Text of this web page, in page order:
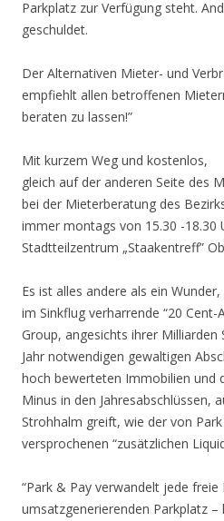
Parkplatz zur Verfügung steht.
geschuldet.
Der Alternativen Mieter- und
empfiehlt allen betroffenen
beraten zu lassen!”
Mit kurzem Weg und kostenlos,
gleich auf der anderen Seite des
bei der Mieterberatung des
immer montags von 15.30 -18.30
Stadtteilzentrum „Staakentreff”
Es ist alles andere als ein
im Sinkflug verharrende “20 Cent-
Group, angesichts ihrer Milliarden
Jahr notwendigen gewaltigen
hoch bewerteten Immobilien und
Minus in den Jahresabschlüssen,
Strohhalm greift, wie der von
versprochenen “zusätzlichen
“Park & Pay verwandelt jede freie
umsatzgenerierenden Parkplatz –